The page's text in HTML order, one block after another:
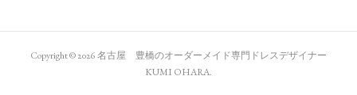
Copyright ©2026名古屋 豊橋のオーダーメイド専門ドレスデザイナー
KUMI OHARA.